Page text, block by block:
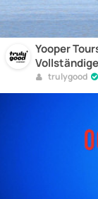
Yooper
trulygood